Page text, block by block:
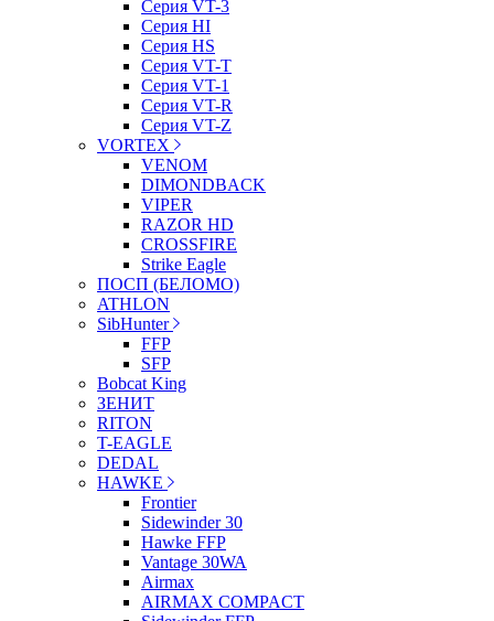
Серия VT-3
Серия HI
Серия HS
Серия VT-T
Серия VT-1
Серия VT-R
Серия VT-Z
VORTEX
VENOM
DIMONDBACK
VIPER
RAZOR HD
CROSSFIRE
Strike Eagle
ПОСП (БЕЛОМО)
ATHLON
SibHunter
FFP
SFP
Bobcat King
ЗЕНИТ
RITON
T-EAGLE
DEDAL
HAWKE
Frontier
Sidewinder 30
Hawke FFP
Vantage 30WA
Airmax
AIRMAX COMPACT